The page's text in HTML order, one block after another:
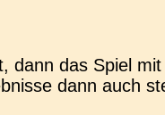
das Spiel
dann auch